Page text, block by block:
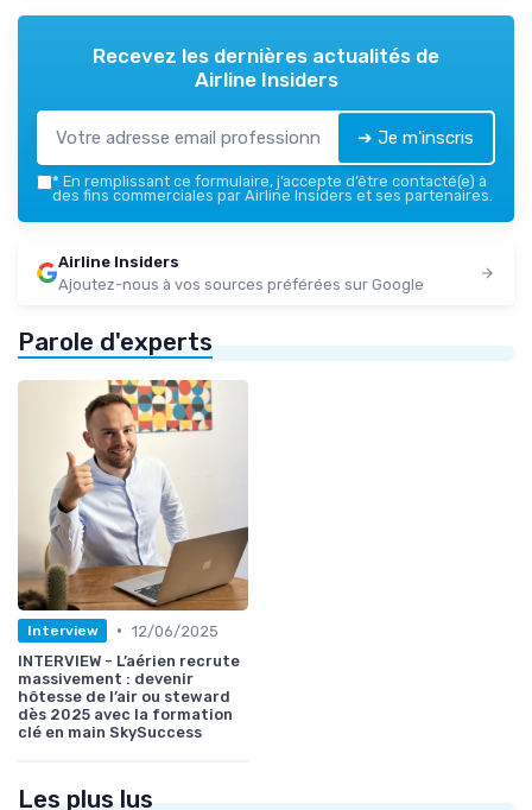
Recevez les dernières actualités de
Airline Insiders
➔ Je m'inscris
* En remplissant ce formulaire, j’accepte d’être contacté(e) à
des fins commerciales par Airline Insiders et ses partenaires.
Airline Insiders
Ajoutez-nous à vos sources préférées sur Google
Parole d'experts
Interview • 12/06/2025
INTERVIEW - L’aérien recrute
massivement : devenir
hôtesse de l’air ou steward
dès 2025 avec la formation
clé en main SkySuccess
Les plus lus